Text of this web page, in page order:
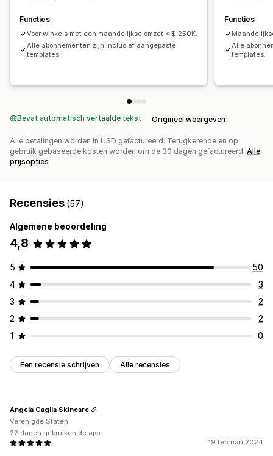
Targetspecifieke locaties
Feedoptimalisatie Prestaties bijhouden
Functies
Voor winkels met een maandelijkse omzet < $ 250K.
Alle abonnementen zijn inclusief aangepaste
templates.
Functies
Alle
templates.
Bevat automatisch vertaalde tekst Origineel weergeven
Alle betalingen worden in USD gefactureerd. Terugkerende en op
gebruik gebaseerde kosten worden om de 30 dagen gefactureerd. Alle
prijsopties
Recensies (57)
Algemene beoordeling
4,8
5
50
4
3
3
2
2
2
1
0
Een recensie schrijven Alle recensies
19 februari 2024
Angela Caglia Skincare
Verenigde Staten
22 dagen gebruiken de app